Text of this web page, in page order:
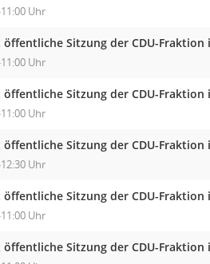
Uhr
Sitzung der CDU-Fraktion
Uhr
Sitzung der CDU-Fraktion
Uhr
Sitzung der CDU-Fraktion
Uhr
Sitzung der CDU-Fraktion
Uhr
Sitzung der CDU-Fraktion